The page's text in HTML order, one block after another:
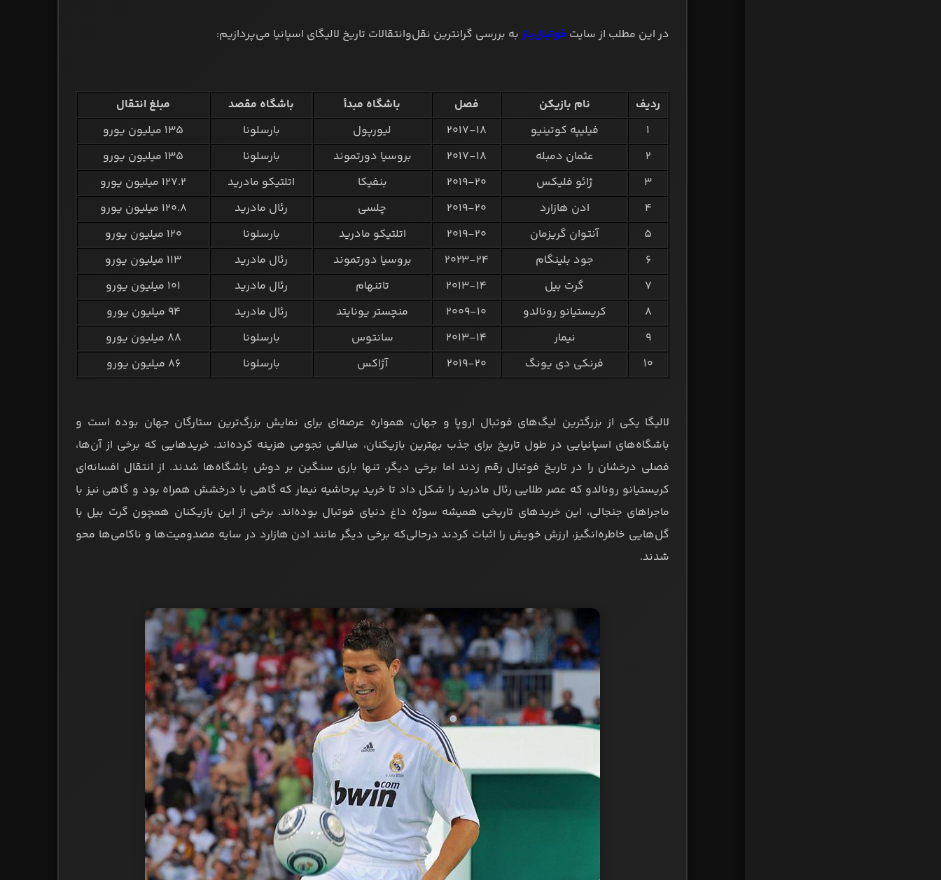
در این مطلب از سایت فوتبال‌بازبه بررسی گرانترین نقل‌وانتقالات تاریخ لالیگای اسپانیا می‌پردازیم:
ردیف نام بازیکن فصل باشگاه مبدأ باشگاه مقصد
مبلغ انتقال
۱
فیلیپه کوتینیو ۲۰۱۷-۱۸ لیورپول بارسلونا
۱۳۵ میلیون یورو
۲
عثمان دمبله ۲۰۱۷-۱۸ بروسیا دورتموند بارسلونا
۱۳۵ میلیون یورو
۳
ژائو فلیکس ۲۰۱۹-۲۰ بنفیکا اتلتیکو مادرید
۱۲۷.۲ میلیون یورو
۴
ادن هازارد ۲۰۱۹-۲۰ چلسی رئال مادرید
۱۲۰.۸ میلیون یورو
۵
آنتوان گریزمان ۲۰۱۹-۲۰ اتلتیکو مادرید بارسلونا
۱۲۰ میلیون یورو
۶
جود بلینگام ۲۰۲۳-۲۴ بروسیا دورتموند رئال مادرید
۱۱۳ میلیون یورو
۷
گرت بیل ۲۰۱۳-۱۴ تاتنهام رئال مادرید
۱۰۱ میلیون یورو
۸
کریستیانو رونالدو ۲۰۰۹-۱۰ منچستر یونایتد رئال مادرید
۹۴ میلیون یورو
۹
نیمار ۲۰۱۳-۱۴ سانتوس بارسلونا
۸۸ میلیون یورو
۱۰
فرنکی دی یونگ ۲۰۱۹-۲۰ آژاکس بارسلونا ۸۶ میلیون یورو
لالیگا یکی از بزرگترین لیگ‌های فوتبال اروپا و جهان، همواره عرصه‌ای برای نمایش بزرگ‌ترین ستارگان جهان بوده است و
باشگاه‌های اسپانیایی در طول تاریخ برای جذب بهترین بازیکنان، مبالغی نجومی هزینه کرده‌اند. خریدهایی که برخی از آن‌ها،
فصلی درخشان را در تاریخ فوتبال رقم زدند اما برخی دیگر، تنها باری سنگین بر دوش باشگاه‌ها شدند. از انتقال افسانه‌ای
کریستیانو رونالدو که عصر طلایی رئال مادرید را شکل داد تا خرید پرحاشیه‌ نیمار که گاهی با درخشش همراه بود و گاهی نیز با
ماجراهای جنجالی، این خریدهای تاریخی همیشه سوژه داغ دنیای فوتبال بوده‌اند. برخی از این بازیکنان همچون گرت بیل با
گل‌هایی خاطره‌انگیز، ارزش خویش را اثبات کردند درحالی‌که برخی دیگر مانند ادن هازارد در سایه مصدومیت‌ها و ناکامی‌ها محو
شدند.